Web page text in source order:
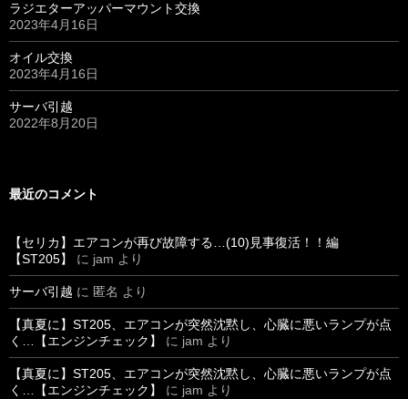
ラジエターアッパーマウント交換
2023年4月16日
オイル交換
2023年4月16日
サーバ引越
2022年8月20日
最近のコメント
【セリカ】エアコンが再び故障する…(10)見事復活！！編
【ST205】
に jam より
サーバ引越 に 匿名 より
【真夏に】ST205、エアコンが突然沈黙し、心臓に悪いランプが点
く…【エンジンチェック】
に jam より
【真夏に】ST205、エアコンが突然沈黙し、心臓に悪いランプが点
く…【エンジンチェック】
に jam より